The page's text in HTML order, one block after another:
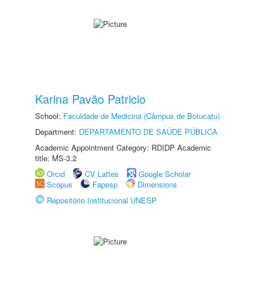
Karina Pavão Patricio
School: Faculdade de Medicina (Câmpus de Botucatu)
Department: DEPARTAMENTO DE SAÚDE PÚBLICA
Academic Appointment Category: RDIDP Academic
title: MS-3.2
Orcid
CV Lattes
Google Scholar
Scopus
Fapesp
Dimensions
Repositório Institucional UNESP